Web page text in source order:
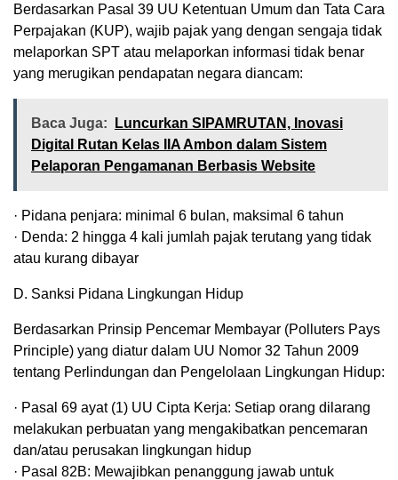
Berdasarkan Pasal 39 UU Ketentuan Umum dan Tata Cara
Perpajakan (KUP), wajib pajak yang dengan sengaja tidak
melaporkan SPT atau melaporkan informasi tidak benar
yang merugikan pendapatan negara diancam:
Baca Juga:
Luncurkan SIPAMRUTAN, Inovasi
Digital Rutan Kelas IIA Ambon dalam Sistem
Pelaporan Pengamanan Berbasis Website
· Pidana penjara: minimal 6 bulan, maksimal 6 tahun
· Denda: 2 hingga 4 kali jumlah pajak terutang yang tidak
atau kurang dibayar
D. Sanksi Pidana Lingkungan Hidup
Berdasarkan Prinsip Pencemar Membayar (Polluters Pays
Principle) yang diatur dalam UU Nomor 32 Tahun 2009
tentang Perlindungan dan Pengelolaan Lingkungan Hidup:
· Pasal 69 ayat (1) UU Cipta Kerja: Setiap orang dilarang
melakukan perbuatan yang mengakibatkan pencemaran
dan/atau perusakan lingkungan hidup
· Pasal 82B: Mewajibkan penanggung jawab untuk